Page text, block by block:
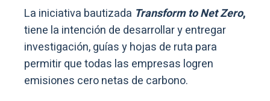
La iniciativa bautizada Transform to Net Zero,
tiene la intención de desarrollar y entregar
investigación, guías y hojas de ruta para
permitir que todas las empresas logren
emisiones cero netas de carbono.